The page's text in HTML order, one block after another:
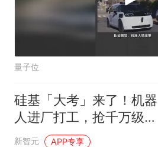
量子位
硅基「大考」来了！机器
人进厂打工，抢千万级实
景订单
新智元 APP专享